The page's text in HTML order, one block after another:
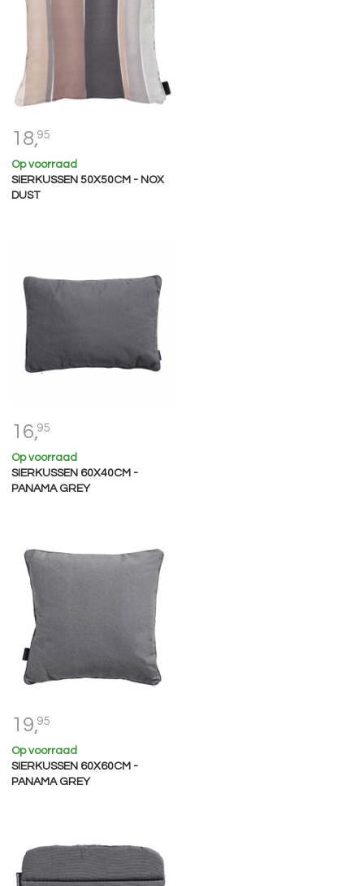
18,95
Op voorraad
SIERKUSSEN 50X50CM - NOX
DUST
16,95
Op voorraad
SIERKUSSEN 60X40CM -
PANAMA GREY
19,95
Op voorraad
SIERKUSSEN 60X60CM -
PANAMA GREY